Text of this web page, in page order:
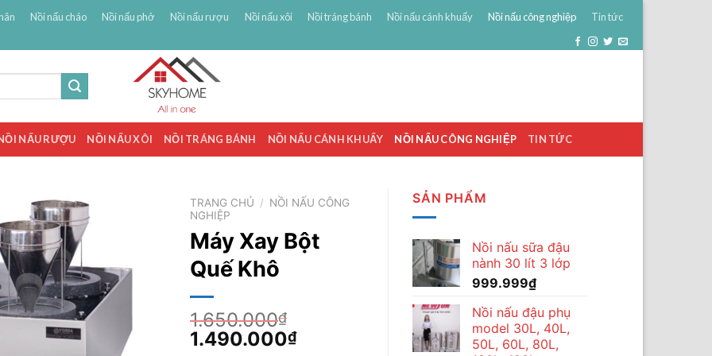
Nồi nấu cháo Nồi nấu phở Nồi nấu rượu Nồi nấu xôi Nồi tráng bánh Nồi nấu cánh khuấy Nồi nấu công nghiệp Tin tức
NẤU RƯỢU NỒI NẤU XÔI NỒI TRÁNG BÁNH NỒI NẤU CÁNH KHUẤY NỒI NẤU CÔNG NGHIỆP TIN TỨC
TRANG CHỦ / NỒI NẤU CÔNG
NGHIỆP
Máy Xay Bột
Quế Khô
1.650.000₫
Giá
1.490.000₫Giá
SẢN PHẨM
Nồi nấu sữa đậu
nành 30 lít 3 lớp
999.999₫
Nồi nấu đậu phụ
model 30L, 40L,
50L, 60L, 80L,